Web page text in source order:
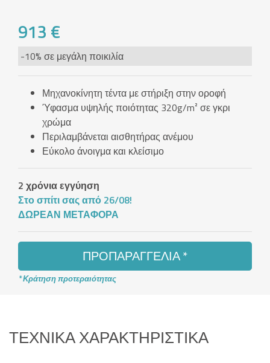
913 €
-10% σε μεγάλη ποικιλία
Μηχανοκίνητη τέντα με στήριξη στην οροφή
Ύφασμα υψηλής ποιότητας 320g/m² σε γκρι
χρώμα
Περιλαμβάνεται αισθητήρας ανέμου
Εύκολο άνοιγμα και κλείσιμο
2 χρόνια εγγύηση
Στο σπίτι σας από 26/08!
ΔΩΡΕΆΝ ΜΕΤΑΦΟΡΆ
ΠΡΟΠΑΡΑΓΓΕΛΊΑ *
* Κράτηση προτεραιότητας
ΤΕΧΝΙΚΆ ΧΑΡΑΚΤΗΡΙΣΤΙΚΆ